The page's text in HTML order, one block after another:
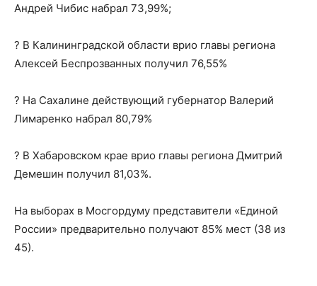
Андрей Чибис набрал 73,99%;
? В Калининградской области врио главы региона
Алексей Беспрозванных получил 76,55%
? На Сахалине действующий губернатор Валерий
Лимаренко набрал 80,79%
? В Хабаровском крае врио главы региона Дмитрий
Демешин получил 81,03%.
На выборах в Мосгордуму представители «Единой
России» предварительно получают 85% мест (38 из
45).